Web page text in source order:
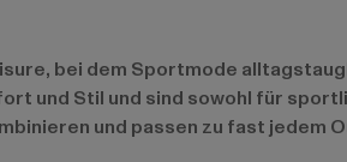
bei dem Sportmode
und Stil und sind sowohl für
und passen zu fast jedem